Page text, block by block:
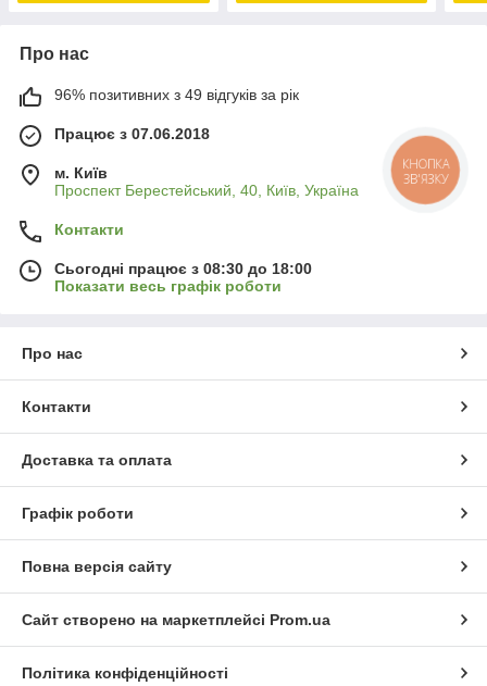
Про нас
96% позитивних з 49 відгуків за рік
Працює з 07.06.2018
м. Київ
Проспект Берестейський, 40, Київ, Україна
Контакти
Сьогодні працює з 08:30 до 18:00
Показати весь графік роботи
Про нас
Контакти
Доставка та оплата
Графік роботи
Повна версія сайту
Сайт створено на маркетплейсі Prom.ua
Політика конфіденційності
КНОПКА
ЗВ'ЯЗКУ